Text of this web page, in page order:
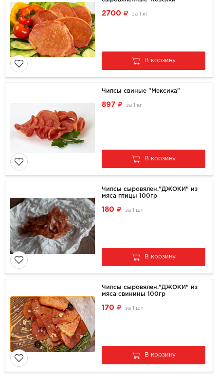
2700 за 1 кг
В корзину
Чипсы свиные "Мексика"
897 за 1 кг
В корзину
Чипсы сыровялен."ДЖОКИ" из
мяса птицы 100гр
180 за 1 шт
В корзину
Чипсы сыровялен."ДЖОКИ" из
мяса свинины 100гр
170 за 1 шт
В корзину